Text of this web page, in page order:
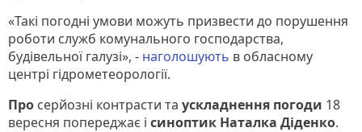
«Такі погодні умови можуть призвести до порушення
роботи служб комунального господарства,
будівельної галузі», - наголошують в обласному
центрі гідрометеорології.
Про серйозні контрасти та ускладнення погоди 18
вересня попереджає і синоптик Наталка Діденко.